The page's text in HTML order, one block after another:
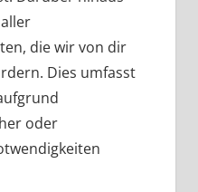
die wir von dir
Dies umfasst
oder